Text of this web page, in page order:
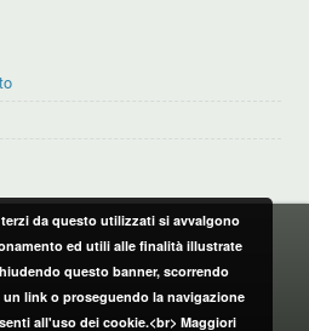
da questo utilizzati si avvalgono
ed utili alle finalità illustrate
questo banner, scorrendo
link o proseguendo la navigazione
all'uso dei cookie.<br> Maggiori